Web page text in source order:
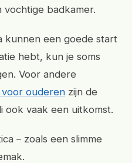
vochtige badkamer.
kunnen een goede start
hebt, kun je soms
Voor andere
ouderen zijn de
ook vaak een uitkomst.
– zoals een slimme